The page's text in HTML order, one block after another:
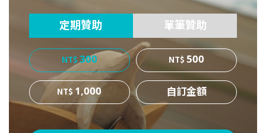
定期贊助 單筆贊助
300
500
1,000